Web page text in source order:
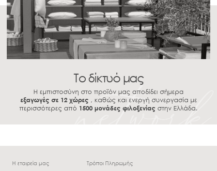
Το δίκτυό μας
Η εμπιστοσύνη στο προϊόν μας αποδίδει σήμερα
εξαγωγές σε 12 χώρες , καθώς και ενεργή συνεργασία με
περισσότερες από 1500 μονάδες φιλοξενίας στην Ελλάδα.
Η εταιρεία μας
Τρόποι Πληρωμής